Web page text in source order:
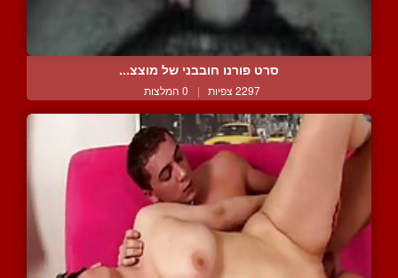
סרט פורנו חובבני של מוצצ...
2297 צפיות | 0 המלצות